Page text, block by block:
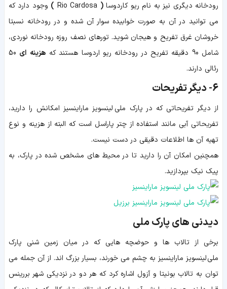
رودخانه دیگری نیز به نام ریو کاردوسا(
) وجود دارد که
می توانید در آن به صورت خوابیده سوار آن شده و در رودخانه نسبتا
خروشان غرق تفریح و هیجان شوید. تورهای نصف روزه رودخانه نوردی،
شامل 90 دقیقه تفریح در رودخانه ریو اردوسا هستند که
هزینه ای 50
رئالی دارند.
6- دیگر تفریحات
از دیگر تفریحاتی که در پارک ملی لینسویز ماراینسیز امکانش را دارید،
تفریحاتی آبی مانند استفاده از چتر پاراسل است که البته از هزینه و نوع
تهیه آن ها اطلاعات دقیقی در دست نیست.
همچنین امکان آن را دارید تا در محیط های مشخص شده در پارک، به
پیک نیک بپردازید.
دیدنی های پارک ملی
برخی از تالاب ها و حوضچه هایی که در میان زمین شنی پارک
ملی لینسویز ماراینسیز به چشم می خورند، بسیار بزرگ اند. از آن جمله می
توان به تالاب بونیتا و آزول اشاره کرد که هر دو در نزدیکی شهر بررینس